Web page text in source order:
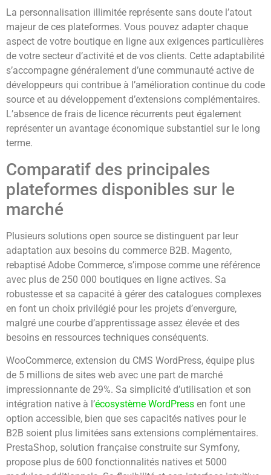
La personnalisation illimitée représente sans doute l’atout
majeur de ces plateformes. Vous pouvez adapter chaque
aspect de votre boutique en ligne aux exigences particulières
de votre secteur d’activité et de vos clients. Cette adaptabilité
s’accompagne généralement d’une communauté active de
développeurs qui contribue à l’amélioration continue du code
source et au développement d’extensions complémentaires.
L’absence de frais de licence récurrents peut également
représenter un avantage économique substantiel sur le long
terme.
Comparatif des principales
plateformes disponibles sur le
marché
Plusieurs solutions open source se distinguent par leur
adaptation aux besoins du commerce B2B. Magento,
rebaptisé Adobe Commerce, s’impose comme une référence
avec plus de 250 000 boutiques en ligne actives. Sa
robustesse et sa capacité à gérer des catalogues complexes
en font un choix privilégié pour les projets d’envergure,
malgré une courbe d’apprentissage assez élevée et des
besoins en ressources techniques conséquents.
WooCommerce, extension du CMS WordPress, équipe plus
de 5 millions de sites web avec une part de marché
impressionnante de 29%. Sa simplicité d’utilisation et son
intégration native à l’écosystème WordPress en font une
option accessible, bien que ses capacités natives pour le
B2B soient plus limitées sans extensions complémentaires.
PrestaShop, solution française construite sur Symfony,
propose plus de 600 fonctionnalités natives et 5000